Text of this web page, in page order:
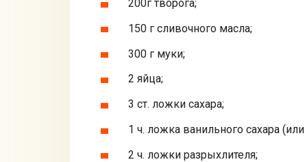
200г творога;
150 г сливочного масла;
300 г муки;
2 яйца;
3 ст. ложки сахара;
1 ч. ложка ванильного сахара (или
2 ч. ложки разрыхлителя;